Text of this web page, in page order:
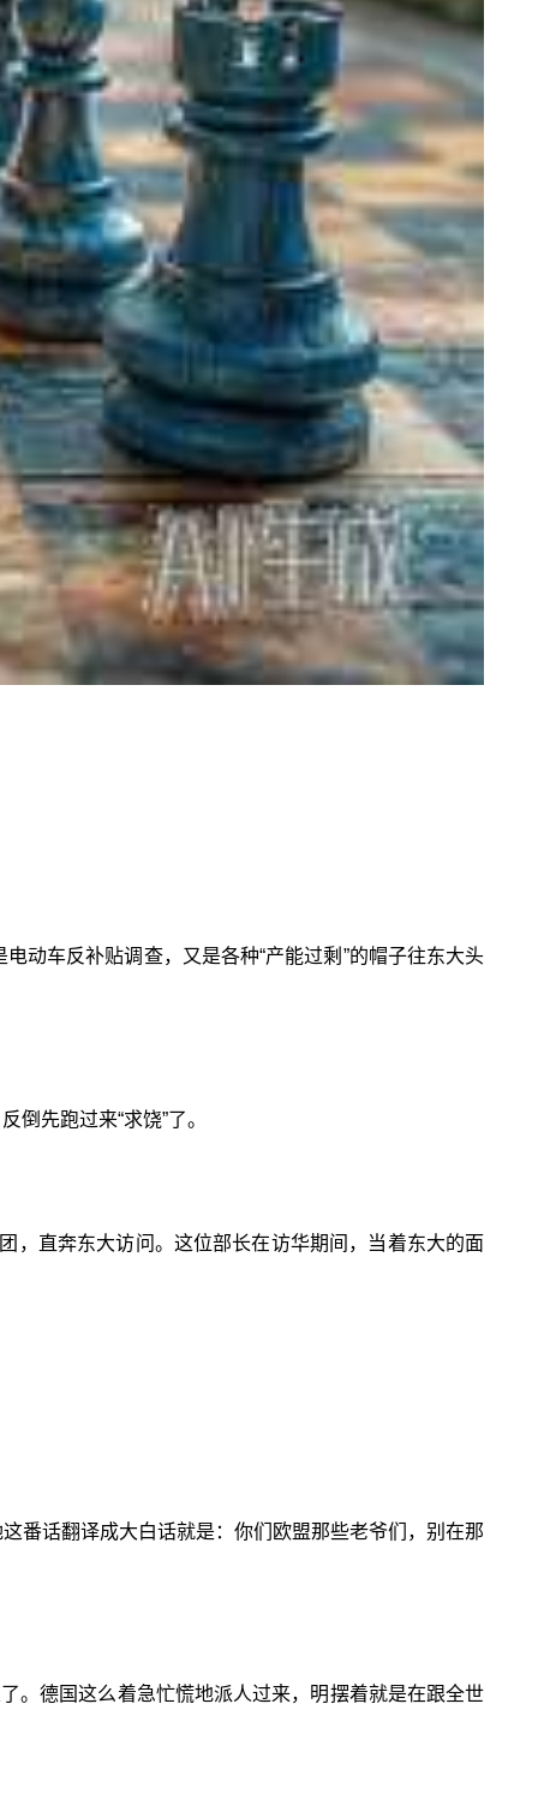
动车反补贴调查，又是各种“产能过剩”的帽子往东大头
先跑过来“求饶”了。
，直奔东大访问。这位部长在访华期间，当着东大的面
番话翻译成大白话就是：你们欧盟那些老爷们，别在那
。德国这么着急忙慌地派人过来，明摆着就是在跟全世